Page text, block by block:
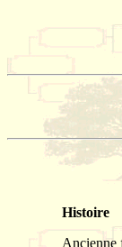
Histoire
Ancienne